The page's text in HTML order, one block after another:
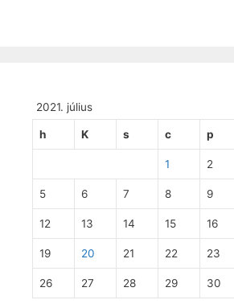
2021. július
h K s c p
1 2
5 6 7 8 9
12 13 14 15 16
19 20 21 22 23
26 27 28 29 30